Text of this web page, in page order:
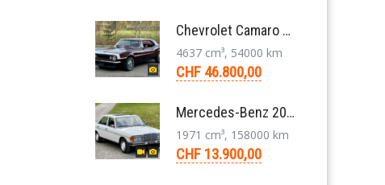
Chevrolet Camaro Coupé 1. Generation V8 Aut. 1967
4637 cm³, 54000 km
CHF 46.800,00
Mercedes-Benz 200 W123 1979 Veteranenfahrzeug Handschaltung Schiebedach
1971 cm³, 158000 km
CHF 13.900,00